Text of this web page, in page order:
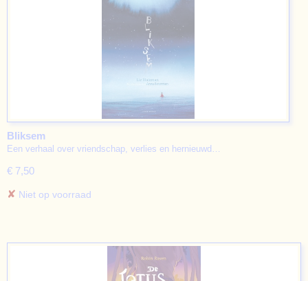
Bliksem
Een verhaal over vriendschap, verlies en hernieuwd…
€ 7,50
✘ Niet op voorraad